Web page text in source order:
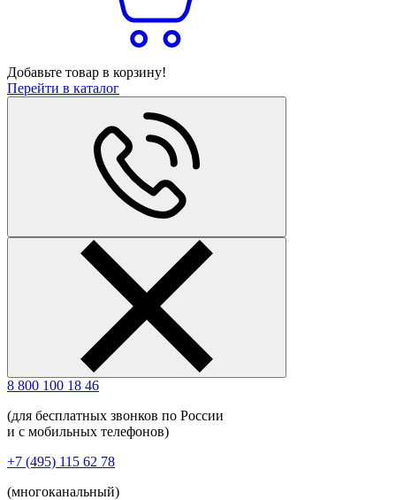
Добавьте товар в корзину!
Перейти в каталог
8 800 100 18 46
(для бесплатных звонков по России
и с мобильных телефонов)
+7 (495) 115 62 78
(многоканальный)